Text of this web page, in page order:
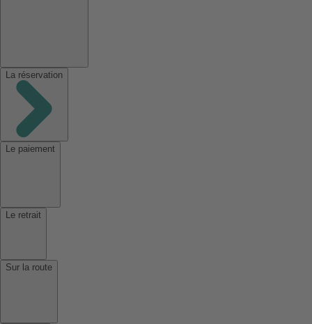
La réservation
Le paiement
Le retrait
Sur la route